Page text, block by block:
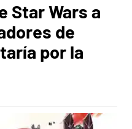
Star Wars a
de
por la